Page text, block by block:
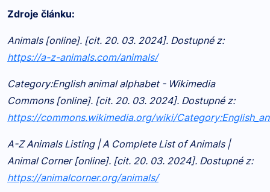
Zdroje článku:
Animals [online]. [cit. 20. 03. 2024]. Dostupné z:
https://a-z-animals.com/animals/
Category:English animal alphabet - Wikimedia
Commons [online]. [cit. 20. 03. 2024]. Dostupné z:
https://commons.wikimedia.org/wiki/
A-Z Animals Listing | A Complete List of Animals |
Animal Corner [online]. [cit. 20. 03. 2024]. Dostupné z:
https://animalcorner.org/animals/